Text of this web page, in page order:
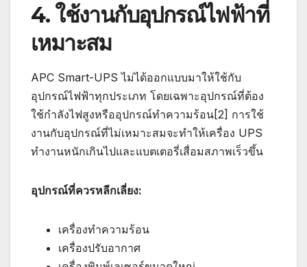
4. ใช้งานกับอุปกรณ์ไฟฟ้าที่
เหมาะสม
APC Smart-UPS ไม่ได้ออกแบบมาให้ใช้กับ
อุปกรณ์ไฟฟ้าทุกประเภท โดยเฉพาะอุปกรณ์ที่ต้อง
ใช้กำลังไฟสูงหรืออุปกรณ์ทำความร้อน[2] การใช้
งานกับอุปกรณ์ที่ไม่เหมาะสมจะทำให้เครื่อง UPS
ทำงานหนักเกินไปและแบตเตอรี่เสื่อมสภาพเร็วขึ้น
อุปกรณ์ที่ควรหลีกเลี่ยง:
เครื่องทำความร้อน
เครื่องปรับอากาศ